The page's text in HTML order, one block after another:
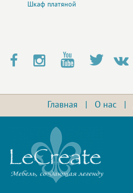
Шкаф платяной
Главная О нас